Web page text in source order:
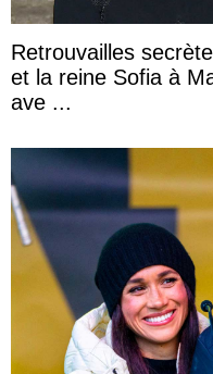
Retrouvailles
et la reine Sofia à
ave ...